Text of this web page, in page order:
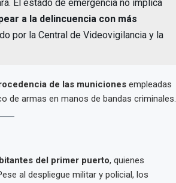
El estado de emergencia no implica
a la delincuencia con más
por la Central de Videovigilancia y la
de las municionesempleadas
de armas en manos de bandas criminales.
del primer puerto, quienes
al despliegue militar y policial, los